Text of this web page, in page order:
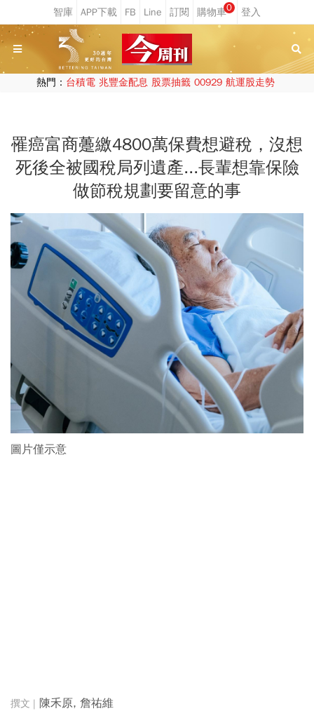
0
熱門： 台積電 兆豐金配息 股票抽籤 00929 航運股走勢
罹癌富商躉繳4800萬保費想避稅，沒想
死後全被國稅局列遺產...長輩想靠保險
做節稅規劃要留意的事
圖片僅示意
陳禾原, 詹祐維